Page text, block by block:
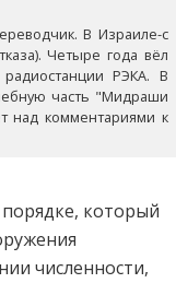
В Израиле-с
Четыре года вёл
РЭКА. В
часть "Мидраши
над комментариями к
порядке, который
численности,